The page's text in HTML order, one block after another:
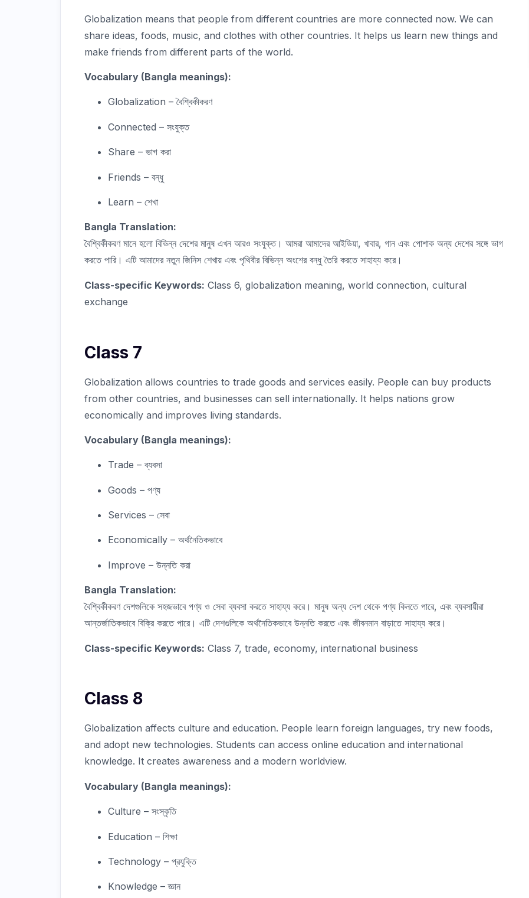
Globalization means that people from different countries are more connected now. We can
share ideas, foods, music, and clothes with other countries. It helps us learn new things and
make friends from different parts of the world.
Vocabulary (Bangla meanings):
Globalization – বৈশ্বিকীকরণ
Connected – সংযুক্ত
Share – ভাগ করা
Friends – বন্ধু
Learn – শেখা
Bangla Translation:
বৈশ্বিকীকরণ মানে হলো বিভিন্ন দেশের মানুষ এখন আরও সংযুক্ত। আমরা আমাদের আইডিয়া, খাবার, গান এবং পোশাক অন্য দেশের সঙ্গে ভাগ
করতে পারি। এটি আমাদের নতুন জিনিস শেখায় এবং পৃথিবীর বিভিন্ন অংশের বন্ধু তৈরি করতে সাহায্য করে।
Class-specific Keywords: Class 6, globalization meaning, world connection, cultural
exchange
Class 7
Globalization allows countries to trade goods and services easily. People can buy products
from other countries, and businesses can sell internationally. It helps nations grow
economically and improves living standards.
Vocabulary (Bangla meanings):
Trade – ব্যবসা
Goods – পণ্য
Services – সেবা
Economically – অর্থনৈতিকভাবে
Improve – উন্নতি করা
Bangla Translation:
বৈশ্বিকীকরণ দেশগুলিকে সহজভাবে পণ্য ও সেবা ব্যবসা করতে সাহায্য করে। মানুষ অন্য দেশ থেকে পণ্য কিনতে পারে, এবং ব্যবসায়ীরা
আন্তর্জাতিকভাবে বিক্রি করতে পারে। এটি দেশগুলিকে অর্থনৈতিকভাবে উন্নতি করতে এবং জীবনমান বাড়াতে সাহায্য করে।
Class-specific Keywords: Class 7, trade, economy, international business
Class 8
Globalization affects culture and education. People learn foreign languages, try new foods,
and adopt new technologies. Students can access online education and international
knowledge. It creates awareness and a modern worldview.
Vocabulary (Bangla meanings):
Culture – সংস্কৃতি
Education – শিক্ষা
Technology – প্রযুক্তি
Knowledge – জ্ঞান